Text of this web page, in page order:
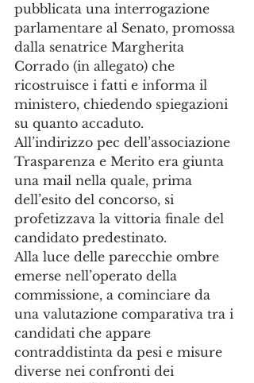
pubblicata una interrogazione
parlamentare al Senato, promossa
dalla senatrice Margherita
Corrado (in allegato) che
ricostruisce i fatti e informa il
ministero, chiedendo spiegazioni
su quanto accaduto.
All’indirizzo pec dell’associazione
Trasparenza e Merito era giunta
una mail nella quale, prima
dell’esito del concorso, si
profetizzava la vittoria finale del
candidato predestinato.
Alla luce delle parecchie ombre
emerse nell’operato della
commissione, a cominciare da
una valutazione comparativa tra i
candidati che appare
contraddistinta da pesi e misure
diverse nei confronti dei